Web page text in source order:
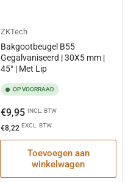
ZKTech
Bakgootbeugel B55
Gegalvaniseerd | 30X5 mm |
45° | Met Lip
OP VOORRAAD
Normale
prijs
€9,95 INCL. BTW
€8,22 EXCL. BTW
Toevoegen aan
winkelwagen